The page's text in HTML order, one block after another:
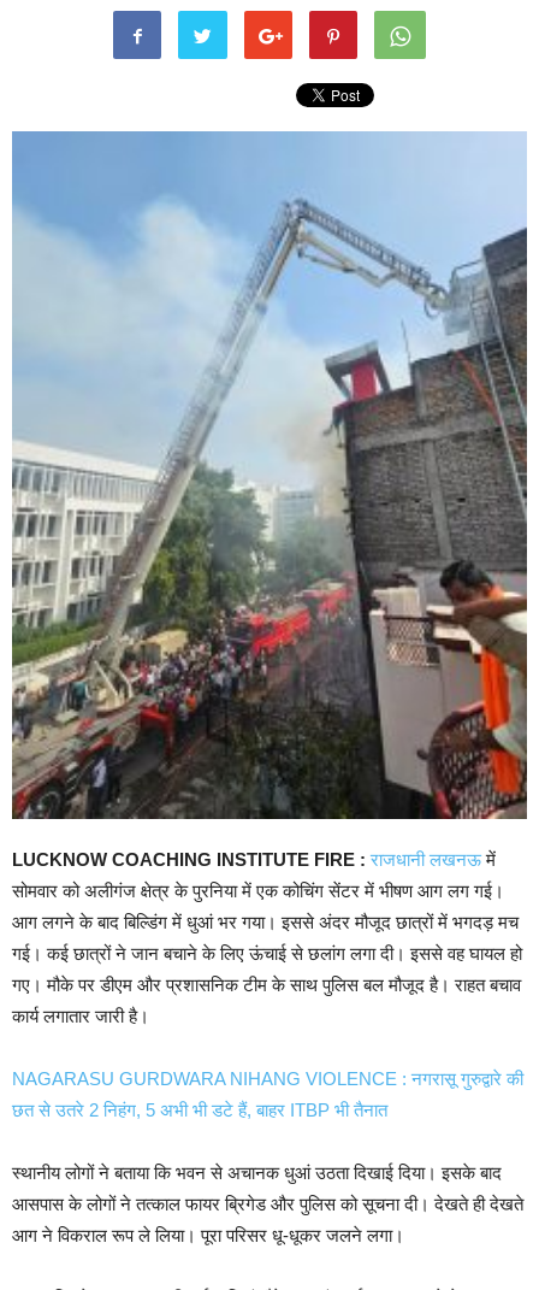
LUCKNOW COACHING INSTITUTE FIRE : राजधानी लखनऊमें
सोमवार को अलीगंज क्षेत्र के पुरनिया में एक कोचिंग सेंटर में भीषण आग लग गई।
आग लगने के बाद बिल्डिंग में धुआं भर गया। इससे अंदर मौजूद छात्रों में भगदड़ मच
गई। कई छात्रों ने जान बचाने के लिए ऊंचाई से छलांग लगा दी। इससे वह घायल हो
गए। मौके पर डीएम और प्रशासनिक टीम के साथ पुलिस बल मौजूद है। राहत बचाव
कार्य लगातार जारी है।
NAGARASU GURDWARA NIHANG VIOLENCE : नगरासू गुरुद्वारे की
छत से उतरे 2 निहंग, 5 अभी भी डटे हैं, बाहर ITBP भी तैनात
स्थानीय लोगों ने बताया कि भवन से अचानक धुआं उठता दिखाई दिया। इसके बाद
आसपास के लोगों ने तत्काल फायर ब्रिगेड और पुलिस को सूचना दी। देखते ही देखते
आग ने विकराल रूप ले लिया। पूरा परिसर धू-धूकर जलने लगा।